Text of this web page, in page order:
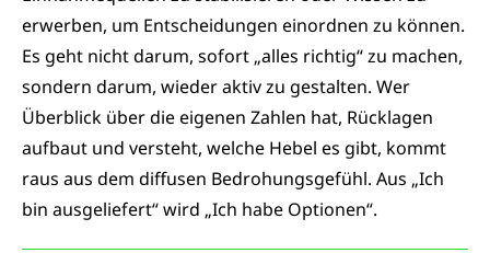
erwerben, um Entscheidungen einordnen zu können.
Es geht nicht darum, sofort „alles richtig“ zu machen,
sondern darum, wieder aktiv zu gestalten. Wer
Überblick über die eigenen Zahlen hat, Rücklagen
aufbaut und versteht, welche Hebel es gibt, kommt
raus aus dem diffusen Bedrohungsgefühl. Aus „Ich
bin ausgeliefert“ wird „Ich habe Optionen“.